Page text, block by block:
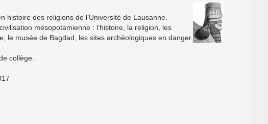
histoire des religions de l’Université de Lausanne.
mésopotamienne : l’histoire, la religion, les
le musée de Bagdad, les sites archéologiques en danger.
collège.